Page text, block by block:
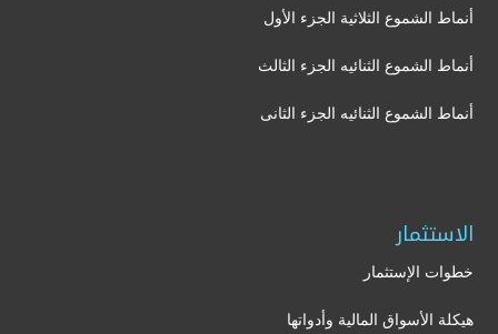
أنماط الشموع الثلاثية الجزء الأول
أنماط الشموع الثنائيه الجزء الثالث
أنماط الشموع الثنائيه الجزء الثانى
الاستثمار
خطوات الإستثمار
هيكلة الأسواق المالية وأدواتها